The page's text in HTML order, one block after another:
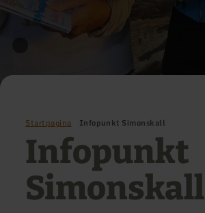
Startpagina Infopunkt Simonskall
Infopunkt
Simonskall